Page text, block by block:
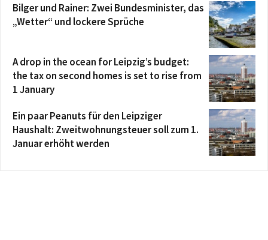
Bilger und Rainer: Zwei Bundesminister, das
„Wetter“ und lockere Sprüche
A drop in the ocean for Leipzig’s budget:
the tax on second homes is set to rise from
1 January
Ein paar Peanuts für den Leipziger
Haushalt: Zweitwohnungsteuer soll zum 1.
Januar erhöht werden